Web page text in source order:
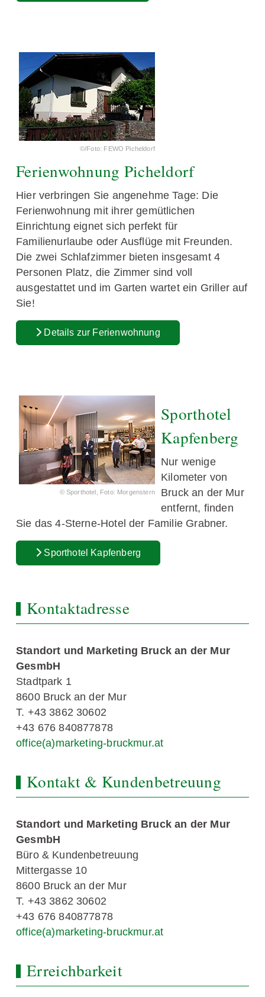
©/Foto: FEWO Picheldorf
Ferienwohnung Picheldorf
Hier verbringen Sie angenehme Tage: Die
Ferienwohnung mit ihrer gemütlichen
Einrichtung eignet sich perfekt für
Familienurlaube oder Ausflüge mit Freunden.
Die zwei Schlafzimmer bieten insgesamt 4
Personen Platz, die Zimmer sind voll
ausgestattet und im Garten wartet ein Griller auf
Sie!
Details zur Ferienwohnung
© Sporthotel, Foto: Morgenstern
Sporthotel
Kapfenberg
Nur wenige
Kilometer von
Bruck an der Mur
entfernt, finden
Sie das 4-Sterne-Hotel der Familie Grabner.
Sporthotel Kapfenberg
Kontaktadresse
Standort und Marketing Bruck an der Mur
GesmbH
Stadtpark 1
8600 Bruck an der Mur
T. +43 3862 30602
+43 676 840877878
office(a)marketing-bruckmur.at
Kontakt & Kundenbetreuung
Standort und Marketing Bruck an der Mur
GesmbH
Büro & Kundenbetreuung
Mittergasse 10
8600 Bruck an der Mur
T. +43 3862 30602
+43 676 840877878
office(a)marketing-bruckmur.at
Erreichbarkeit